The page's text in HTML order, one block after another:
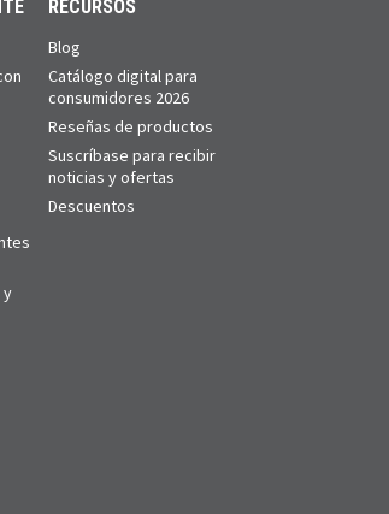
y
RECURSOS
Blog
Catálogo digital para
consumidores 2026
Reseñas de productos
Suscríbase para recibir
noticias y ofertas
Descuentos